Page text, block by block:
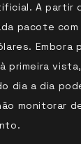
A partir
pacote com
Embora
primeira
dia a dia
monitorar